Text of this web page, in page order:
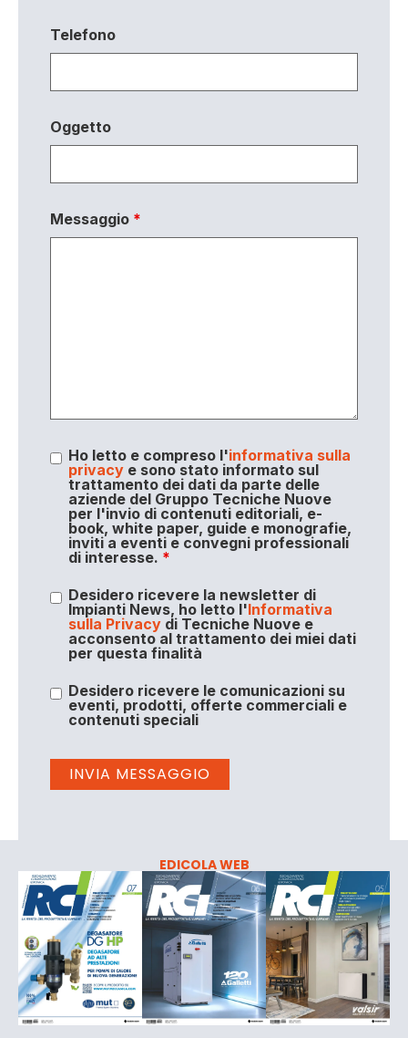
Telefono
Oggetto
Messaggio *
Ho letto e compreso l'informativa sulla
privacye sono stato informato sul
trattamento dei dati da parte delle
aziende del Gruppo Tecniche Nuove
per l'invio di contenuti editoriali, e-
book, white paper, guide e monografie,
inviti a eventi e convegni professionali
di interesse. *
Desidero ricevere la newsletter di
Impianti News, ho letto l'Informativa
sulla Privacydi Tecniche Nuove e
acconsento al trattamento dei miei dati
per questa finalità
Desidero ricevere le comunicazioni su
eventi, prodotti, offerte commerciali e
contenuti speciali
EDICOLA WEB